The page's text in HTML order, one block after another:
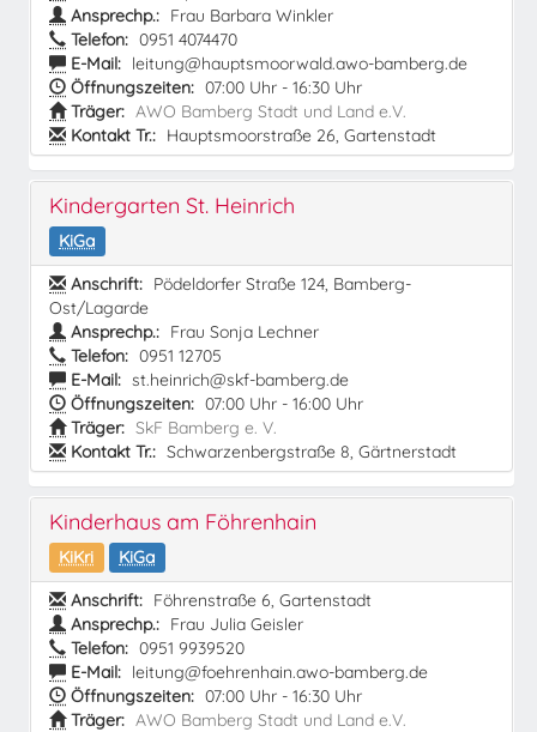
Ansprechp.: Frau Barbara Winkler
Telefon: 0951 4074470
E-Mail: leitung@hauptsmoorwald.awo-bamberg.de
Öffnungszeiten: 07:00 Uhr - 16:30 Uhr
Träger: AWO Bamberg Stadt und Land e.V.
Kontakt Tr.: Hauptsmoorstraße 26, Gartenstadt
Kindergarten St. Heinrich
KiGa
Anschrift: Pödeldorfer Straße 124, Bamberg-
Ost/Lagarde
Ansprechp.: Frau Sonja Lechner
Telefon: 0951 12705
E-Mail: st.heinrich@skf-bamberg.de
Öffnungszeiten: 07:00 Uhr - 16:00 Uhr
Träger: SkF Bamberg e. V.
Kontakt Tr.: Schwarzenbergstraße 8, Gärtnerstadt
Kinderhaus am Föhrenhain
KiKri
KiGa
Anschrift: Föhrenstraße 6, Gartenstadt
Ansprechp.: Frau Julia Geisler
Telefon: 0951 9939520
E-Mail: leitung@foehrenhain.awo-bamberg.de
Öffnungszeiten: 07:00 Uhr - 16:30 Uhr
Träger: AWO Bamberg Stadt und Land e.V.